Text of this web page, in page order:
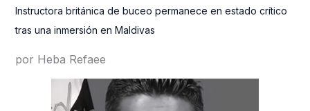
Instructora británica de buceo permanece en estado crítico
tras una inmersión en Maldivas
por Heba Refaee